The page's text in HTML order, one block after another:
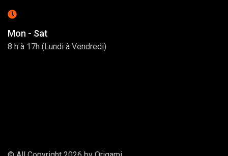
Mon - Sat
8 h à 17h (Lundi à Vendredi)